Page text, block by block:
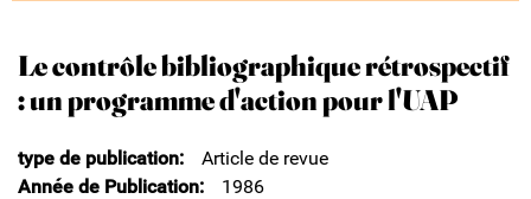
Le contrôle bibliographique rétrospectif
: un programme d'action pour l'UAP
type de publication
Article de revue
Année de Publication
1986